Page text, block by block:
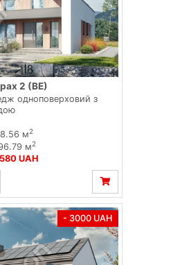
2 (ВЕ)
одноповерховий з
м2
м2
UAH
- 3000 UAH